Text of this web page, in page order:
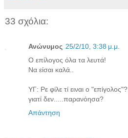
33 σχόλια:
Ανώνυμος 25/2/10, 3:38 μ.μ.
Ο επίλογος όλα τα λευτά!
Να είσαι καλά..
ΥΓ: Ρε φίλε τί ειναι ο "επίγολος"?
γιατί δεν.....παρανόησα?
Απάντηση